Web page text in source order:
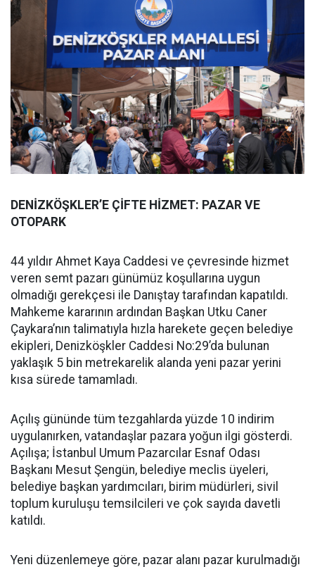
DENİZKÖŞKLER’E ÇİFTE HİZMET: PAZAR VE
OTOPARK
44 yıldır Ahmet Kaya Caddesi ve çevresinde hizmet
veren semt pazarı günümüz koşullarına uygun
olmadığı gerekçesi ile Danıştay tarafından kapatıldı.
Mahkeme kararının ardından Başkan Utku Caner
Çaykara’nın talimatıyla hızla harekete geçen belediye
ekipleri, Denizköşkler Caddesi No:29’da bulunan
yaklaşık 5 bin metrekarelik alanda yeni pazar yerini
kısa sürede tamamladı.
Açılış gününde tüm tezgahlarda yüzde 10 indirim
uygulanırken, vatandaşlar pazara yoğun ilgi gösterdi.
Açılışa; İstanbul Umum Pazarcılar Esnaf Odası
Başkanı Mesut Şengün, belediye meclis üyeleri,
belediye başkan yardımcıları, birim müdürleri, sivil
toplum kuruluşu temsilcileri ve çok sayıda davetli
katıldı.
Yeni düzenlemeye göre, pazar alanı pazar kurulmadığı